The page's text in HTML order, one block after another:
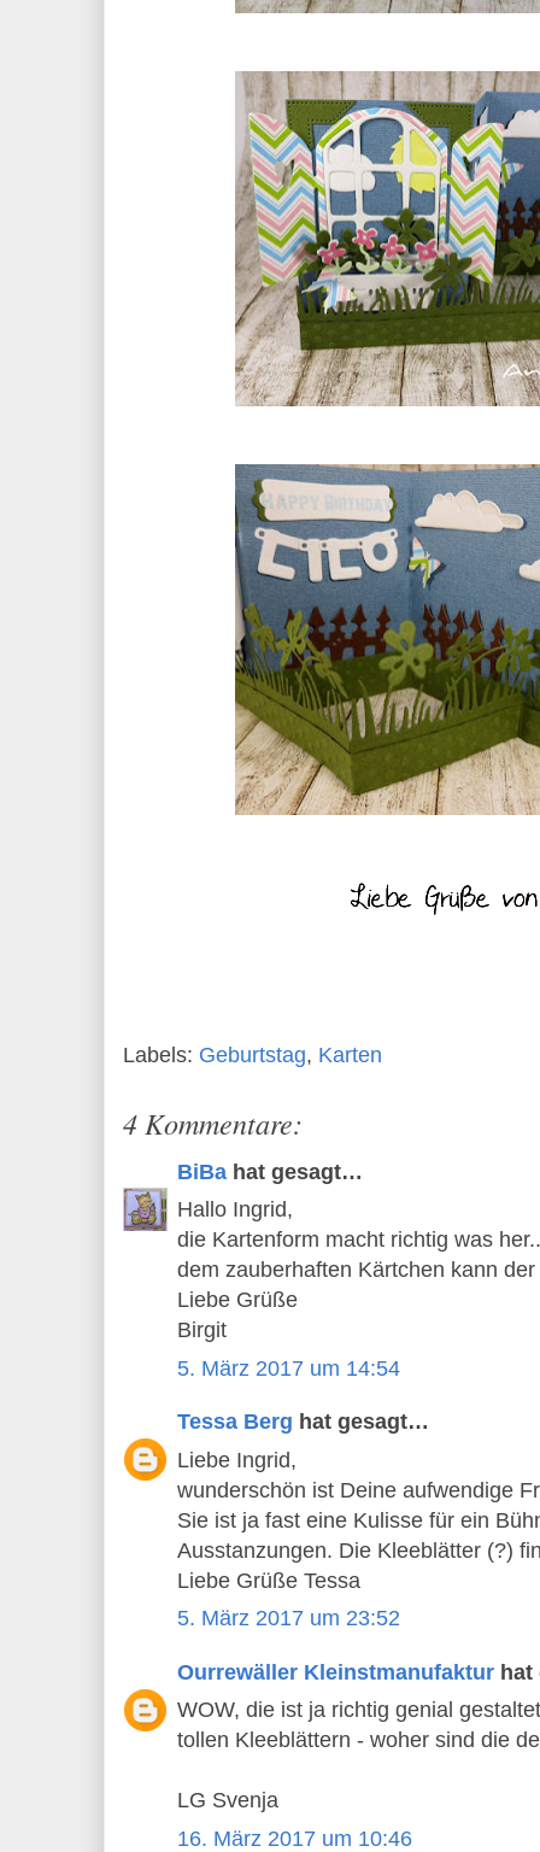
Labels: Geburtstag, Karten
4 Kommentare:
BiBa hat gesagt…
Hallo Ingrid,
die Kartenform macht richtig was
dem zauberhaften Kärtchen kann
Liebe Grüße
Birgit
5. März 2017 um 14:54
Tessa Berg hat gesagt…
Liebe Ingrid,
wunderschön ist Deine aufwendige
Sie ist ja fast eine Kulisse für ein
Ausstanzungen. Die Kleeblätter (?)
Liebe Grüße Tessa
5. März 2017 um 23:52
Ourrewäller Kleinstmanufaktur
WOW, die ist ja richtig genial
tollen Kleeblättern - woher sind die
LG Svenja
16. März 2017 um 10:46